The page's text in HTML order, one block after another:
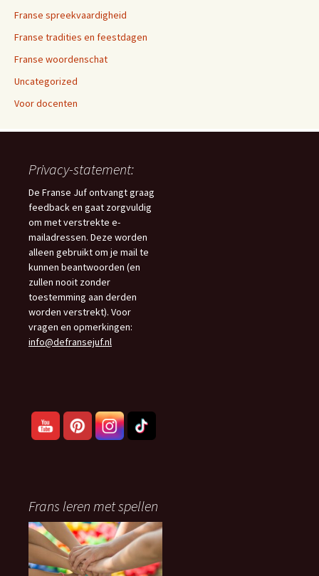
Franse spreekvaardigheid
Franse tradities en feestdagen
Franse woordenschat
Uncategorized
Voor docenten
Privacy-statement:
De Franse Juf ontvangt graag
feedback en gaat zorgvuldig
om met verstrekte e-
mailadressen. Deze worden
alleen gebruikt om je mail te
kunnen beantwoorden (en
zullen nooit zonder
toestemming aan derden
worden verstrekt). Voor
vragen en opmerkingen:
info@defransejuf.nl
Frans leren met spellen